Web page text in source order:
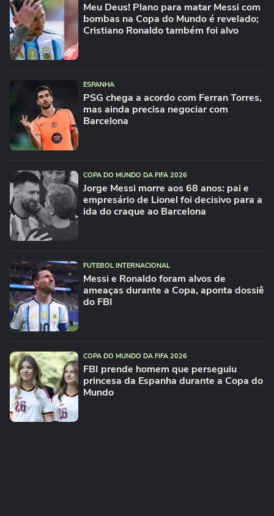
Meu Deus! Plano para matar Messi com
bombas na Copa do Mundo é revelado;
Cristiano Ronaldo também foi alvo
ESPANHA
PSG chega a acordo com Ferran Torres,
mas ainda precisa negociar com
Barcelona
COPA DO MUNDO DA FIFA 2026
Jorge Messi morre aos 68 anos: pai e
empresário de Lionel foi decisivo para a
ida do craque ao Barcelona
FUTEBOL INTERNACIONAL
Messi e Ronaldo foram alvos de
ameaças durante a Copa, aponta dossiê
do FBI
COPA DO MUNDO DA FIFA 2026
FBI prende homem que perseguiu
princesa da Espanha durante a Copa do
Mundo